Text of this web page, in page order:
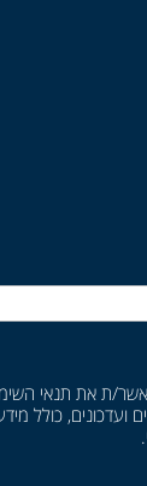
ת את תנאי
ועדכונים, כולל